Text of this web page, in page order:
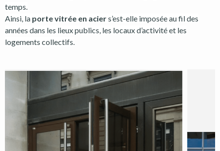
temps.
Ainsi, la porte vitrée en aciers’est-elle imposée au fil des
années dans les lieux publics, les locaux d’activité et les
logements collectifs.